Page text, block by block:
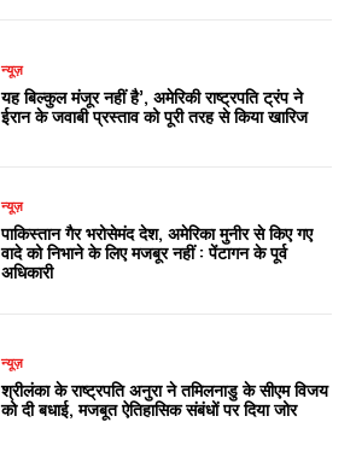
न्यूज़
यह बिल्कुल मंजूर नहीं है’, अमेरिकी राष्ट्रपति ट्रंप ने
ईरान के जवाबी प्रस्ताव को पूरी तरह से किया खारिज
न्यूज़
पाकिस्तान गैर भरोसेमंद देश, अमेरिका मुनीर से किए गए
वादे को निभाने के लिए मजबूर नहीं : पेंटागन के पूर्व
अधिकारी
न्यूज़
श्रीलंका के राष्ट्रपति अनुरा ने तमिलनाडु के सीएम विजय
को दी बधाई, मजबूत ऐतिहासिक संबंधों पर दिया जोर